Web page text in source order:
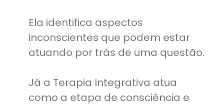
Ela identifica aspectos
inconscientes que podem estar
atuando por trás de uma questão.
Já a Terapia Integrativa atua
como a etapa de consciência e